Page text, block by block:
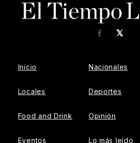
𝕏
Facebook
Inicio
Locales
Food and Drink
Eventos
Nacionales
Deportes
Opinión
Lo más leído